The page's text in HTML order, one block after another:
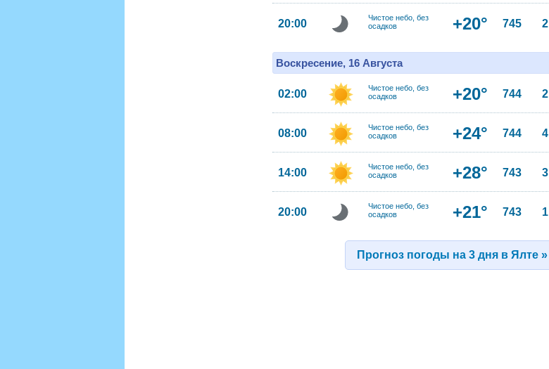
20:00
Чистое небо, без
осадков
+20° 745 2
Воскресение, 16 Августа
02:00
Чистое небо, без
осадков
+20° 744 2
08:00
Чистое небо, без
осадков
+24° 744 4
14:00
Чистое небо, без
осадков
+28° 743 3
20:00
Чистое небо, без
осадков
+21° 743 1
Прогноз погоды на 3 дня в Ялте »